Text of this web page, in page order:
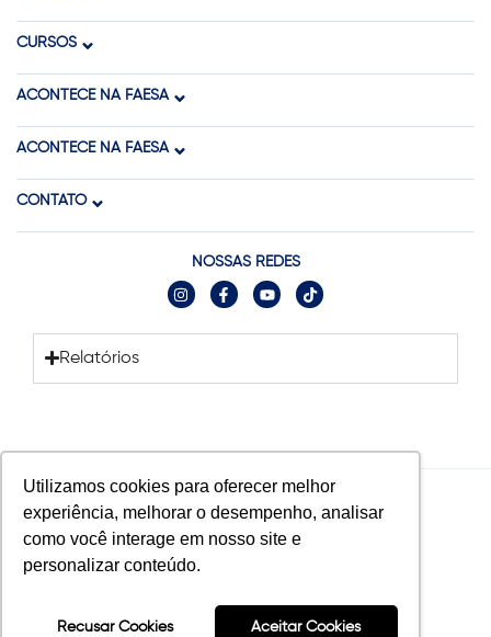
Utilizamos cookies para oferecer melhor
experiência, melhorar o desempenho, analisar
como você interage em nosso site e
personalizar conteúdo.
Recusar Cookies Aceitar Cookies
CURSOS
ACONTECE NA FAESA
ACONTECE NA FAESA
CONTATO
NOSSAS REDES
Relatórios
© 2025 FAESA. Todos os direitos reservados.
Tecnologia: